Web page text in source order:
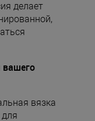
делает
вашего
вязка